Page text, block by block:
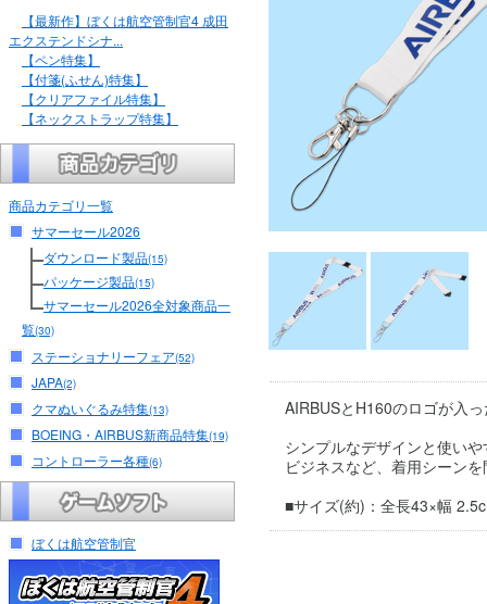
【最新作】ぼくは航空管制官4 成田
エクステンドシナ...
【ペン特集】
【付箋(ふせん)特集】
【クリアファイル特集】
【ネックストラップ特集】
商品カテゴリ一覧
サマーセール2026
ダウンロード製品(15)
パッケージ製品(15)
サマーセール2026全対象商品一
覧(30)
ステーショナリーフェア(52)
JAPA(2)
クマぬいぐるみ特集(13)
BOEING・AIRBUS新商品特集(19)
コントローラー各種(6)
ぼくは航空管制官
AIRBUSとH160のロゴが入
シンプルなデザインと使い
ビジネスなど、着用シーン
■サイズ(約)：全長43×幅